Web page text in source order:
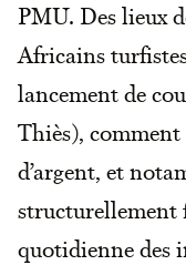
PMU. Des lieux
Africains
lancement de
Thiès),
d’argent, et
structurellement
quotidienne des